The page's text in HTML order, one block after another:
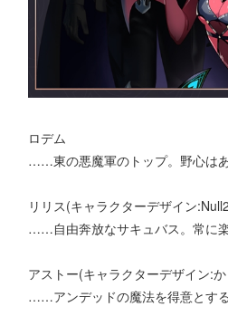
ロデム
……東の悪魔軍のトップ。野心はあ
リリス(キャラクターデザイン
……自由奔放なサキュバス。常に楽
アストー(キャラクターデザイン:
……アンデッドの魔法を得意とす